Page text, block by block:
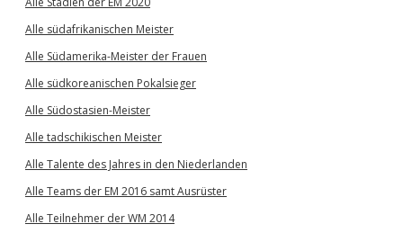
Alle südafrikanischen Meister
Alle Südamerika-Meister der Frauen
Alle südkoreanischen Pokalsieger
Alle Südostasien-Meister
Alle tadschikischen Meister
Alle Talente des Jahres in den Niederlanden
Alle Teams der EM 2016 samt Ausrüster
Alle Teilnehmer der WM 2014